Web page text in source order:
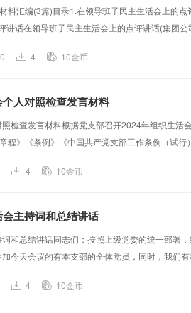
料汇编(3篇)目录1.在领导班子民主生活会上的
讲话在领导班子民主生活会上的点评讲话(集团
题、剖析根源、提出整改措施，批评与自我批
4 10金币
人对照检查发言材料
检查发言材料根据党支部召开2024年组织生活
程》《条例》《中国共产党支部工作条例（试行
主要问题及表现（一）严守政治纪律规矩，维护
4 10金币
主持词和总结讲话
和总结讲话同志们：按照上级党委的统一部署
今天会议的有本支部的全体党员，同时，我们
改措施落实情况。第二项议程：党支部班子做
4 10金币